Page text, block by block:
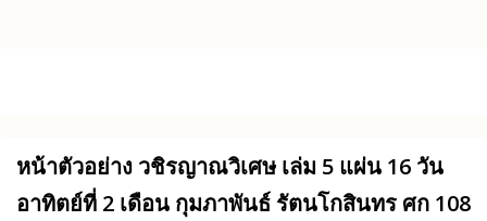
หน้าตัวอย่าง วชิรญาณวิเศษ เล่ม 5 แผ่น 16 วัน
อาทิตย์ที่ 2 เดือน กุมภาพันธ์ รัตนโกสินทร ศก 108